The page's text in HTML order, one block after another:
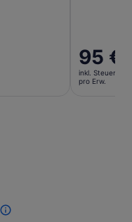
Der
Preis
beträgt
95 €
inkl. Steuern &
pro Erw.